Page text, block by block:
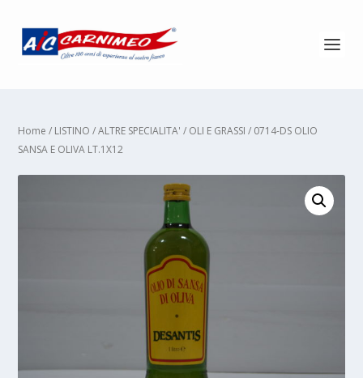
Home / LISTINO /ALTRE SPECIALITA' / OLI E GRASSI / 0714-DS OLIO
SANSA E OLIVA LT.1X12